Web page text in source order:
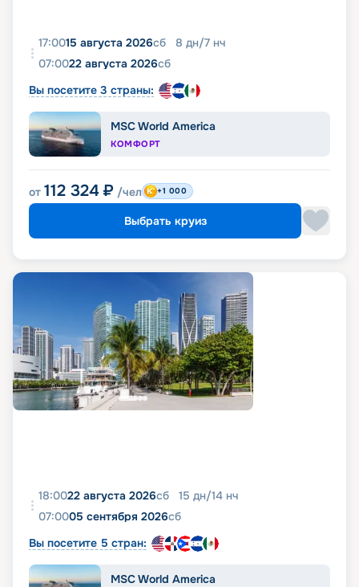
17:0015 августа 2026сб 8 дн/7 нч
07:0022 августа 2026сб
Вы посетите 3 страны:
MSC World America
КОМФОРТ
от 112 324 ₽ /чел +1 000
Выбрать круиз
18:0022 августа 2026сб 15 дн/14 нч
07:0005 сентября 2026сб
Вы посетите 5 стран:
MSC World America